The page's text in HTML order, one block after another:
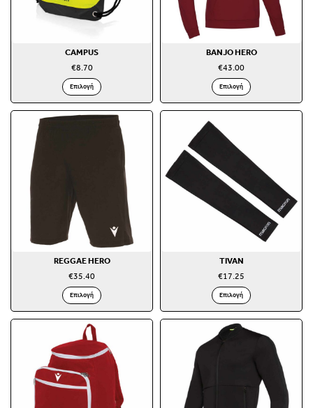
CAMPUS
€8.70
Επιλογή
BANJO HERO
€43.00
Επιλογή
REGGAE HERO
€35.40
Επιλογή
TIVAN
€17.25
Επιλογή